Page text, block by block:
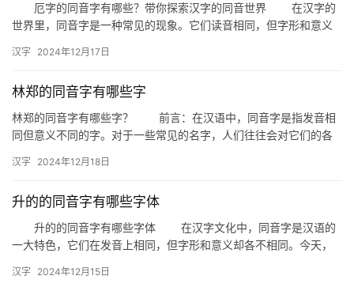
厄字的同音字有哪些？带你探索汉字的同音世界 在汉字的
世界里，同音字是一种常见的现象。它们读音相同，但字形和意义
字…
汉字 2024年12月17日
林郑的同音字有哪些字
林郑的同音字有哪些字？ 前言：在汉语中，同音字是指发音相
同但意义不同的字。对于一些常见的名字，人们往往会对它们的各
音…
汉字 2024年12月18日
升的的同音字有哪些字体
升的的同音字有哪些字体 在汉字文化中，同音字是汉语的
一大特色，它们在发音上相同，但字形和意义却各不相同。今天，
…
汉字 2024年12月15日